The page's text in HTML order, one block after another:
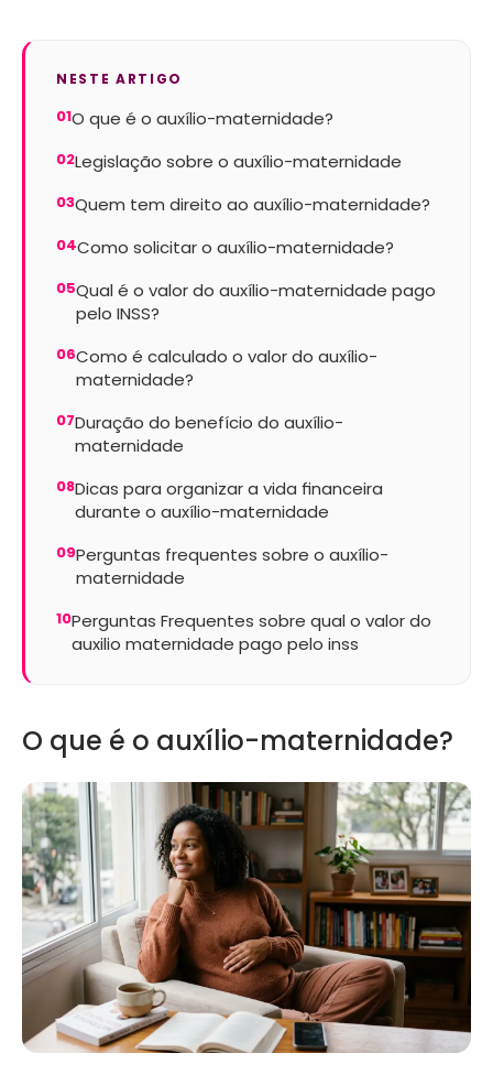
NESTE ARTIGO
01O que é o auxílio-maternidade?
02Legislação sobre o auxílio-maternidade
03Quem tem direito ao auxílio-maternidade?
04Como solicitar o auxílio-maternidade?
05Qual é o valor do auxílio-maternidade pago
pelo INSS?
06Como é calculado o valor do auxílio-
maternidade?
07Duração do benefício do auxílio-
maternidade
08Dicas para organizar a vida financeira
durante o auxílio-maternidade
09Perguntas frequentes sobre o auxílio-
maternidade
10Perguntas Frequentes sobre qual o valor do
auxilio maternidade pago pelo inss
O que é o auxílio-maternidade?